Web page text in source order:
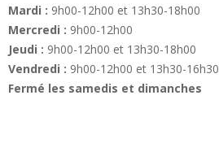
Mardi : 9h00-12h00 et 13h30-18h00
Mercredi : 9h00-12h00
Jeudi : 9h00-12h00 et 13h30-18h00
Vendredi : 9h00-12h00 et 13h30-16h30
Fermé les samedis et dimanches